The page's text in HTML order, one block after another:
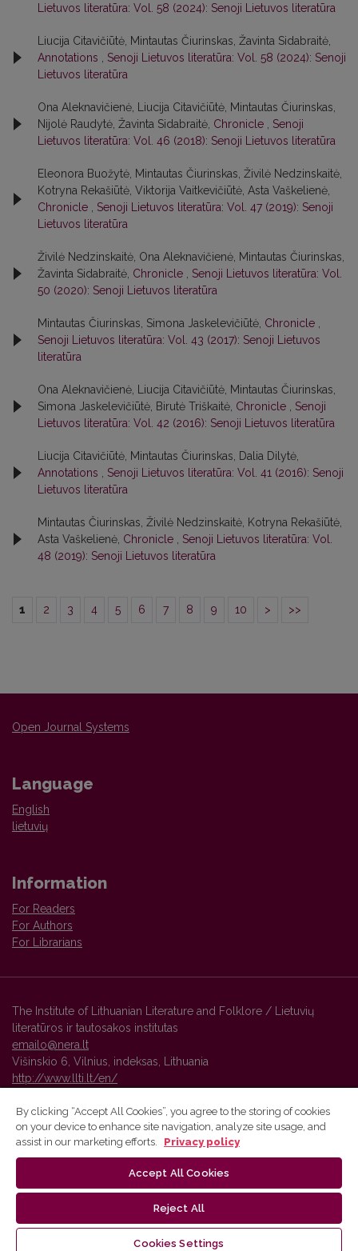
Lietuvos literatūra: Vol. 58 (2024): Senoji Lietuvos literatūra
Liucija Citavičiūtė, Mintautas Čiurinskas, Žavinta Sidabraitė,
Annotations
Senoji Lietuvos literatūra: Vol. 58 (2024): Senoji
Lietuvos literatūra
Ona Aleknavičienė, Liucija Citavičiūtė, Mintautas Čiurinskas,
Nijolė Raudytė, Žavinta Sidabraitė, Chronicle
Senoji
Lietuvos literatūra: Vol. 46 (2018): Senoji Lietuvos literatūra
Eleonora Buožytė, Mintautas Čiurinskas, Živilė Nedzinskaitė,
Kotryna Rekašiūtė, Viktorija Vaitkevičiūtė, Asta Vaškelienė,
Chronicle
Senoji Lietuvos literatūra: Vol. 47 (2019): Senoji
Lietuvos literatūra
Živilė Nedzinskaitė, Ona Aleknavičienė, Mintautas Čiurinskas,
Žavinta Sidabraitė, Chronicle
Senoji Lietuvos literatūra: Vol.
50 (2020): Senoji Lietuvos literatūra
Mintautas Čiurinskas, Simona Jaskelevičiūtė, Chronicle
Senoji Lietuvos literatūra: Vol. 43 (2017): Senoji Lietuvos
literatūra
Ona Aleknavičienė, Liucija Citavičiūtė, Mintautas Čiurinskas,
Simona Jaskelevičiūtė, Birutė Triškaitė, Chronicle
Senoji
Lietuvos literatūra: Vol. 42 (2016): Senoji Lietuvos literatūra
Liucija Citavičiūtė, Mintautas Čiurinskas, Dalia Dilytė,
Annotations
Senoji Lietuvos literatūra: Vol. 41 (2016): Senoji
Lietuvos literatūra
Mintautas Čiurinskas, Živilė Nedzinskaitė, Kotryna Rekašiūtė,
Asta Vaškelienė, Chronicle
Senoji Lietuvos literatūra: Vol.
48 (2019): Senoji Lietuvos literatūra
1 2 3 4 5 6 7 8 9 10 > >>
Open Journal Systems
Language
English
lietuvių
Information
For Readers
For Authors
For Librarians
The Institute of Lithuanian Literature and Folklore / Lietuvių
literatūros ir tautosakos institutas
emailo@nera.lt
Višinskio 6, Vilnius, indeksas, Lithuania
http://www.llti.lt/en/
Vilnius University Press platform and metadata are distributed by
By clicking “Accept All Cookies”, you agree to the storing of cookies
on your device to enhance site navigation, analyze site usage, and
assist in our marketing efforts.
Privacy policy
Accept All Cookies
Reject All
Cookies Settings